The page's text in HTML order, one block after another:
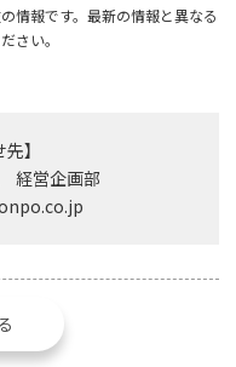
情報です。最新の情報と異なる
さい。
】
経営企画部